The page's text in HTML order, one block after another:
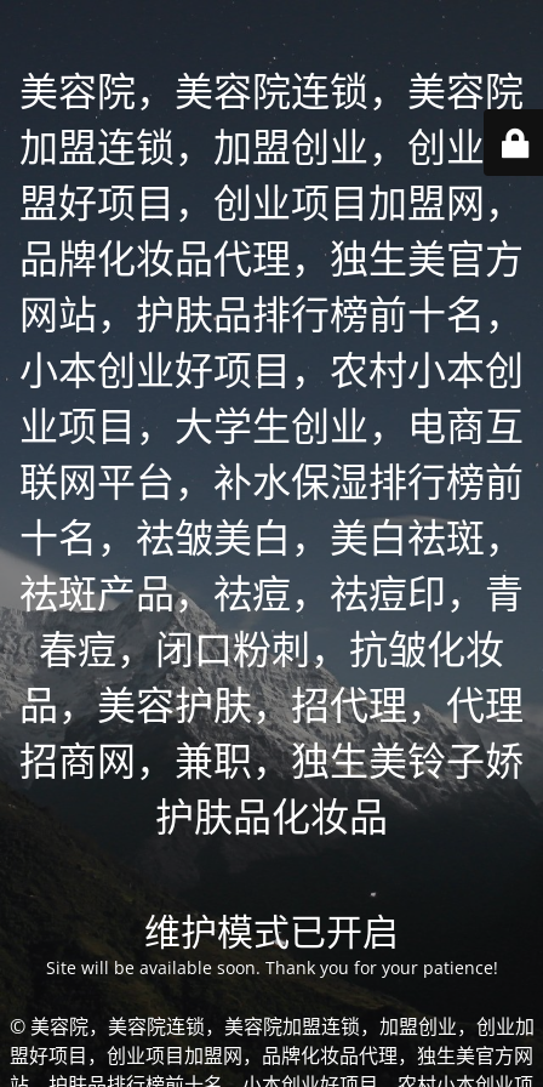
美容院，美容院连锁，美容院
加盟连锁，加盟创业，创业加
盟好项目，创业项目加盟网，
品牌化妆品代理，独生美官方
网站，护肤品排行榜前十名，
小本创业好项目，农村小本创
业项目，大学生创业，电商互
联网平台，补水保湿排行榜前
十名，祛皱美白，美白祛斑，
祛斑产品，祛痘，祛痘印，青
春痘，闭口粉刺，抗皱化妆
品，美容护肤，招代理，代理
招商网，兼职，独生美铃子娇
护肤品化妆品
维护模式已开启
Site will be available soon. Thank you for your patience!
© 美容院，美容院连锁，美容院加盟连锁，加盟创业，创业加
盟好项目，创业项目加盟网，品牌化妆品代理，独生美官方网